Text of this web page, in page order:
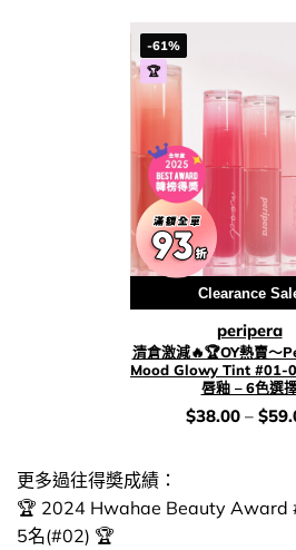
-61%
🏆
Clearance
peripera
清倉激減🔥🏆OY熱賣～
Mood Glowy Tint #01-
唇釉 – 6色選
價
錢：
$38.00 – $
更多過往得奬成績：
🏆 2024 Hwahae Beauty Award
5名(#02) 🏆